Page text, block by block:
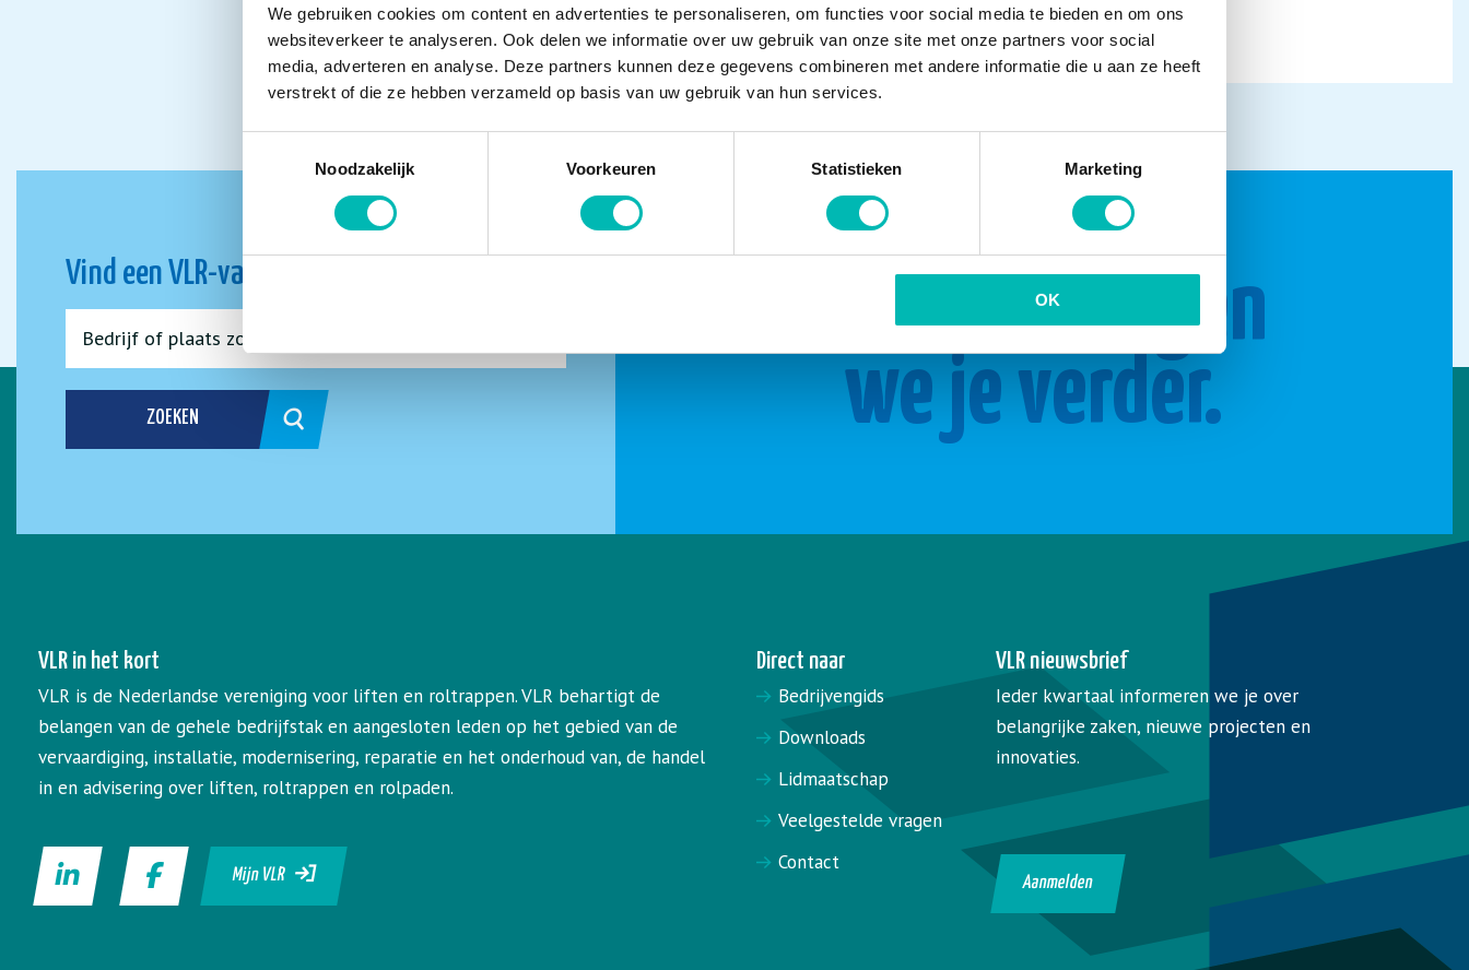
We gebruiken cookies om content en advertenties te personaliseren, om functies voor social media te bieden en om ons
websiteverkeer te analyseren. Ook delen we informatie over uw gebruik van onze site met onze partners voor social
media, adverteren en analyse. Deze partners kunnen deze gegevens combineren met andere informatie die u aan ze heeft
verstrekt of die ze hebben verzameld op basis van uw gebruik van hun services.
Noodzakelijk
Voorkeuren Statistieken Marketing
OK
Vind een VLR-vakbedrijf bij jou in de buurt
ZOEKEN
Samen brengen
we je verder.
VLR in het kort
VLR is de Nederlandse vereniging voor liften en roltrappen. VLR behartigt de
belangen van de gehele bedrijfstak en aangesloten leden op het gebied van de
vervaardiging, installatie, modernisering, reparatie en het onderhoud van, de handel
in en advisering over liften, roltrappen en rolpaden.
Mijn VLR
Direct naar
Bedrijvengids
Downloads
Lidmaatschap
Veelgestelde vragen
Contact
VLR nieuwsbrief
Ieder kwartaal informeren we je over
belangrijke zaken, nieuwe projecten en
innovaties.
Aanmelden